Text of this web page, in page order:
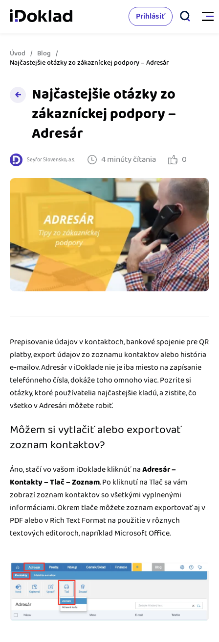
Vlastnosti
Online fakturácia
Správa kontaktov
Sledovanie cashflow
Spolupráca s účtovníkom
Prepojenie na ďalšie systémy
Katalóg doplnkov
Cenník
Vzdelanie
Nápoveda
Ako začať s podnikaním
Ako sa vyznať vo fakturácii
Podnikateľský servis
Spýtajte sa nás
Prihlásiť
Úvod
Blog
Najčastejšie otázky zo zákazníckej podpory – Adresár
Najčastejšie otázky zo
zákazníckej podpory –
Adresár
Seyfor Slovensko, a.s. 4 minúty čítania 0
Prepisovanie údajov v kontaktoch, bankové spojenie pre QR
platby, export údajov zo zoznamu kontaktov alebo história
e-mailov. Adresár v iDoklade nie je iba miesto na zapísanie
telefónneho čísla, dokáže toho omnoho viac. Pozrite si
otázky, ktoré používatelia najčastejšie kladú, a zistite, čo
všetko v Adresári môžete robiť.
Môžem si vytlačiť alebo exportovať
zoznam kontaktov?
Áno, stačí vo vašom iDoklade kliknúť naAdresár –
Kontakty – Tlač – Zoznam. Po kliknutí na Tlač sa vám
zobrazí zoznam kontaktov so všetkými vyplnenými
informáciami. Okrem tlače môžete zoznam exportovať aj v
PDF alebo v Rich Text Format na použitie v rôznych
textových editoroch, napríklad Microsoft Office.